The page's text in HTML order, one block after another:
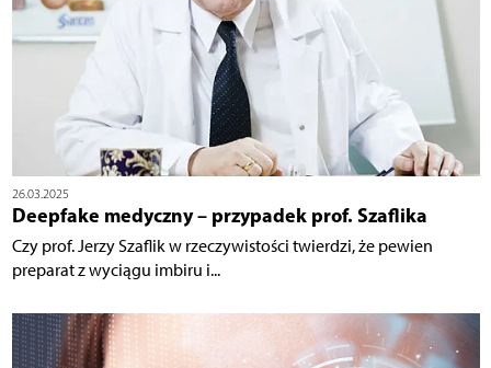
26.03.2025
Deepfake medyczny – przypadek prof. Szaflika
Czy prof. Jerzy Szaflik w rzeczywistości twierdzi, że pewien
preparat z wyciągu imbiru i...